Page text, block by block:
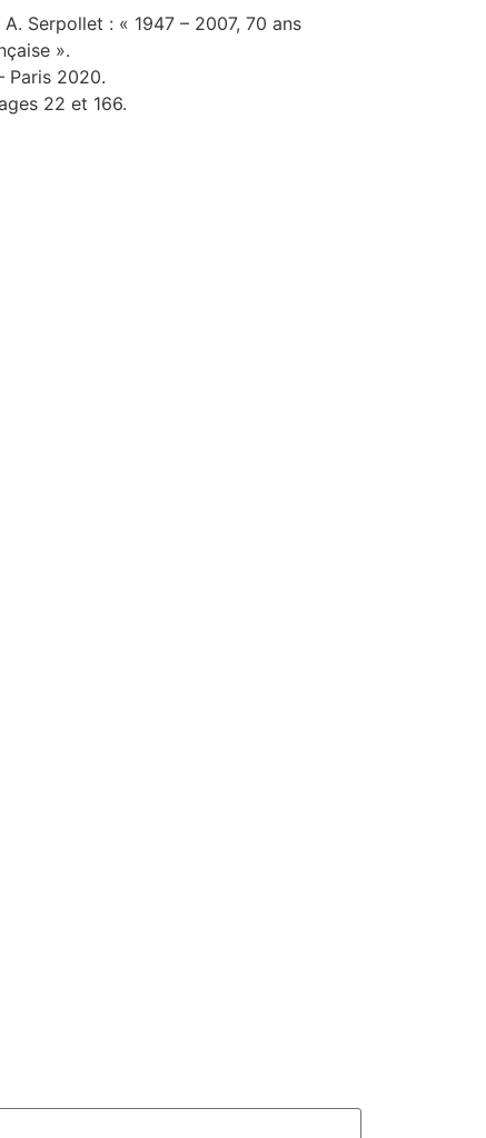
Serpollet : « 1947 – 2007, 70 ans
».
Paris 2020.
22 et 166.